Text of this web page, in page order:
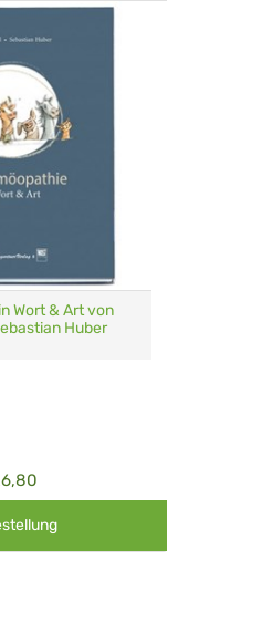
Wort & Art von
Huber